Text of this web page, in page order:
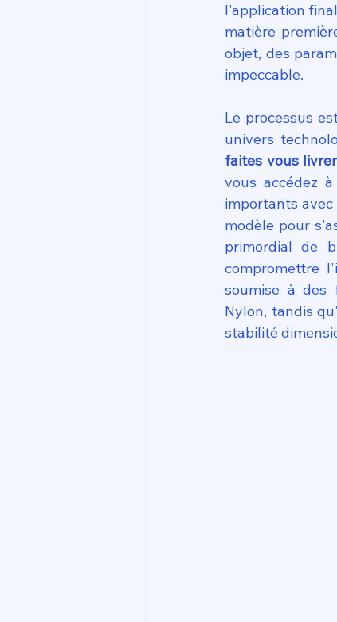
l'application
matière
objet, des
impeccable.
Le processus
univers
faites vous
vous accédez
importants
modèle pour
primordial de
compromettre
soumise à des
Nylon, tandis
stabilité